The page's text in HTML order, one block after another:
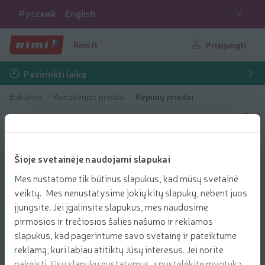
Šioje svetainėje naudojami slapukai
Mes nustatome tik būtinus slapukus, kad mūsų svetainė
veiktų. Mes nenustatysime jokių kitų slapukų, nebent juos
įjungsite. Jei įgalinsite slapukus, mes naudosime
pirmosios ir trečiosios šalies našumo ir reklamos
slapukus, kad pagerintume savo svetainę ir pateiktume
reklamą, kuri labiau atitiktų Jūsų interesus. Jei norite
Русский English
Rimi.lt Prisijungti
Pasirinkti laiką
Bakalėja Konditerijos priedai Kepinių priedai